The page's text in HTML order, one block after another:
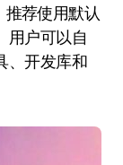
荐使用默认
用户可以自
、开发库和